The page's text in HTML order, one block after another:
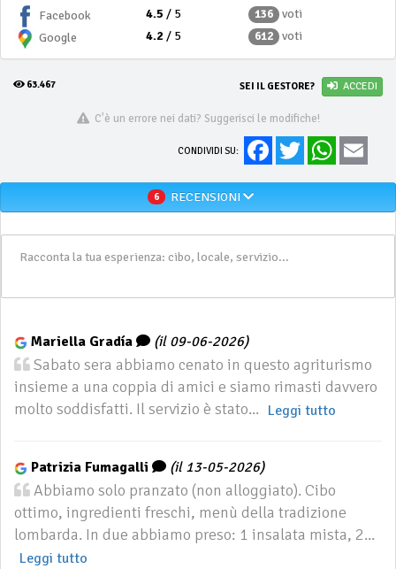
Facebook
4.5 / 5 136
voti
Google
4.2/ 5 612 voti
63.467 SEI IL GESTORE? ACCEDI
C'è un errore nei dati? Suggerisci le modifiche!
CONDIVIDI SU:
FacebookTwitter WhatsApp
6 RECENSIONI
Mariella Gradía (il 09-06-2026)
Sabato sera abbiamo cenato in questo agriturismo
insieme a una coppia di amici e siamo rimasti davvero
molto soddisfatti. Il servizio è stato... Leggi tutto
Patrizia Fumagalli (il 13-05-2026)
Abbiamo solo pranzato (non alloggiato). Cibo
ottimo, ingredienti freschi, menù della tradizione
lombarda. In due abbiamo preso: 1 insalata mista, 2...
Leggi tutto